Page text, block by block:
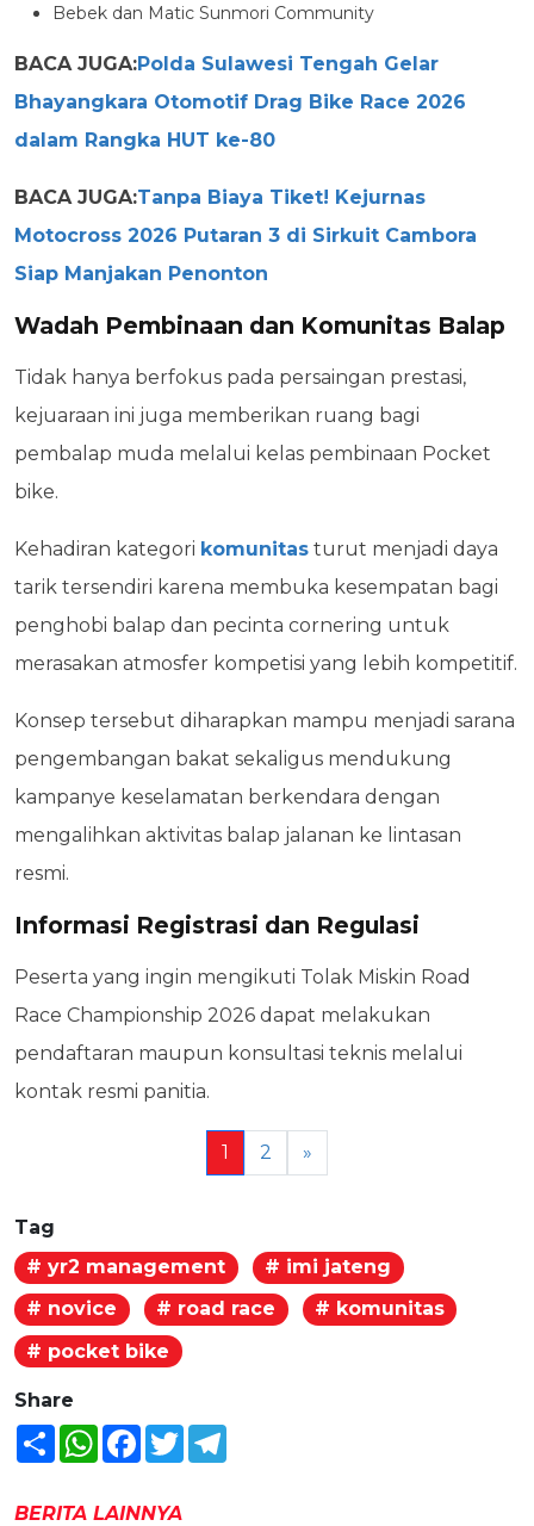
Bebek dan Matic Sunmori Community
BACA JUGA:Polda Sulawesi Tengah Gelar
Bhayangkara Otomotif Drag Bike Race 2026
dalam Rangka HUT ke-80
BACA JUGA:Tanpa Biaya Tiket! Kejurnas
Motocross 2026 Putaran 3 di Sirkuit Cambora
Siap Manjakan Penonton
Wadah Pembinaan dan Komunitas Balap
Tidak hanya berfokus pada persaingan prestasi,
kejuaraan ini juga memberikan ruang bagi
pembalap muda melalui kelas pembinaan Pocket
bike.
Kehadiran kategori komunitas turut menjadi daya
tarik tersendiri karena membuka kesempatan bagi
penghobi balap dan pecinta cornering untuk
merasakan atmosfer kompetisi yang lebih kompetitif.
Konsep tersebut diharapkan mampu menjadi sarana
pengembangan bakat sekaligus mendukung
kampanye keselamatan berkendara dengan
mengalihkan aktivitas balap jalanan ke lintasan
resmi.
Informasi Registrasi dan Regulasi
Peserta yang ingin mengikuti Tolak Miskin Road
Race Championship 2026 dapat melakukan
pendaftaran maupun konsultasi teknis melalui
kontak resmi panitia.
1 2 »
Tag
# yr2 management
# imi jateng
# novice
# road race
# komunitas
# pocket bike
Share
Share WhatsAppFacebook
Twitter
BERITA LAINNYA